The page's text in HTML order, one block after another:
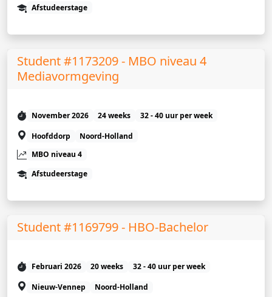
Afstudeerstage
Student #1173209 - MBO niveau 4
Mediavormgeving
November 2026 24 weeks
32 - 40 uur per week
Hoofddorp
Noord-Holland
MBO niveau 4
Afstudeerstage
Student #1169799 - HBO-Bachelor
Februari 2026 20 weeks
32 - 40 uur per week
Nieuw-Vennep
Noord-Holland